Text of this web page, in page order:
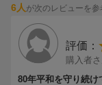
6人 が次のレビューを
評価：
購入者
80年平和を守り続け